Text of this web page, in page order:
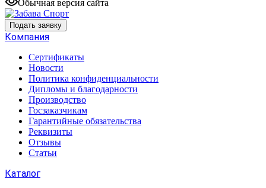
Обычная версия сайта
Подать заявку
Компания
Сертификаты
Новости
Политика конфиденциальности
Дипломы и благодарности
Производство
Госзаказчикам
Гарантийные обязательства
Реквизиты
Отзывы
Статьи
Каталог